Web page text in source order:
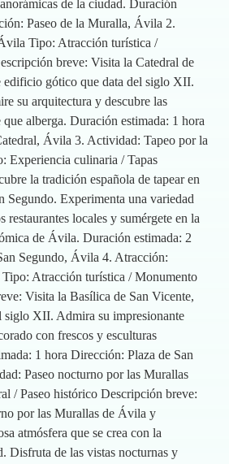
de la ciudad. Duración
Paseo de la Muralla, Ávila 2.
Tipo: Atracción turística /
breve: Visita la Catedral de
gótico que data del siglo XII.
su arquitectura y descubre las
que alberga. Duración estimada: 1 hora
Ávila 3. Actividad: Tapeo por la
Experiencia culinaria / Tapas
la tradición española de tapear en
Segundo. Experimenta una variedad
restaurantes locales y sumérgete en la
de Ávila. Duración estimada: 2
Segundo, Ávila 4. Atracción:
Atracción turística / Monumento
Visita la Basílica de San Vicente,
siglo XII. Admira su impresionante
con frescos y esculturas
1 hora Dirección: Plaza de San
Paseo nocturno por las Murallas
/ Paseo histórico Descripción breve:
por las Murallas de Ávila y
atmósfera que se crea con la
Disfruta de las vistas nocturnas y